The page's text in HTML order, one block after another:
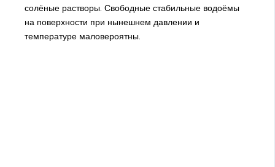
солёные растворы. Свободные стабильные водоёмы
на поверхности при нынешнем давлении и
температуре маловероятны.